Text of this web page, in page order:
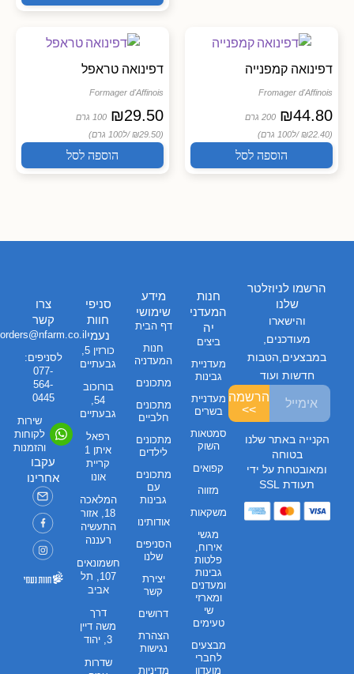
דפינואה קמפנייה
Fromager d'Affinois
₪44.80
200 גרם
(₪22.40 /
ל100 גרם)
הוספה לסל
דפינואה טראפל
Formager d'Affinois
₪29.50
100 גרם
(₪29.50 /
ל100 גרם)
הוספה לסל
חנות
המעדני
יה
ביצים
מעדניית
גבינות
מעדניית
בשרים
סמטאות
השוק
קפואים
מזווה
משקאות
מגשי
אירוח,
פלטות
גבינות
ומעדנים
ומארזי
שי
טעימים
מבצעים
לחברי
מועדון
מידע
שימושי
דף הבית
חנות
המעדניה
מתכונים
מתכונים
חלביים
מתכונים
לילדים
מתכונים
עם
גבינות
אודותינו
הסניפים
שלנו
יצירת
קשר
דרושים
הצהרת
נגישות
מדיניות
סניפי
חוות
נעמי
כורזין 5,
גבעתיים
בורוכוב
54,
גבעתיים
רפאל
איתן 1
קריית
אונו
המלאכה
18, אזור
התעשיה
רעננה
חשמונאים
107, תל
אביב
דרך
משה דיין
3, יהוד
שדרות
צרו
קשר
orders@nfarm.co.il
לסניפים:
077-
564-
0445
שירות
לקוחות
והזמנות
עקבו
אחרינו
הרשמו לניוזלטר
שלנו
והישארו
מעודכנים,
במבצעים,הטבות
חדשות ועוד
הרשמה
>>
הקנייה באתר שלנו
בטוחה
ומאובטחת על ידי
תעודת SSL